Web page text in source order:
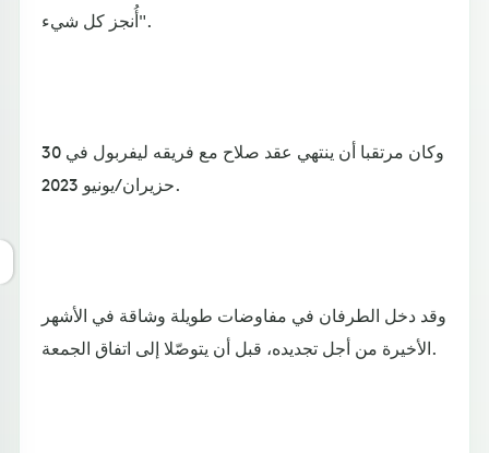
أُنجز كل شيء".
وكان مرتقبا أن ينتهي عقد صلاح مع فريقه ليفربول في 30
حزيران/يونيو 2023.
وقد دخل الطرفان في مفاوضات طويلة وشاقة في الأشهر
الأخيرة من أجل تجديده، قبل أن يتوصّلا إلى اتفاق الجمعة.